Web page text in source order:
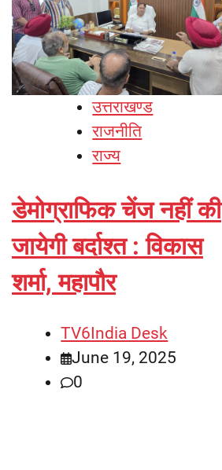
उत्तराखण्ड
राजनीति
राज्य
डेमोग्राफिक चेंज नहीं की
जायेगी बर्दाश्त : विकास
शर्मा, महापौर
TV6India Desk
June 19, 2025
0